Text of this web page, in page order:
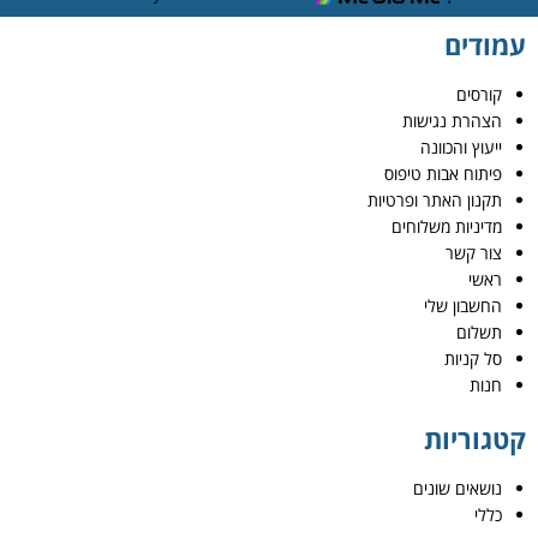
עמודים
קורסים
הצהרת נגישות
ייעוץ והכוונה
פיתוח אבות טיפוס
תקנון האתר ופרטיות
מדיניות משלוחים
צור קשר
ראשי
החשבון שלי
תשלום
סל קניות
חנות
קטגוריות
נושאים שונים
כללי